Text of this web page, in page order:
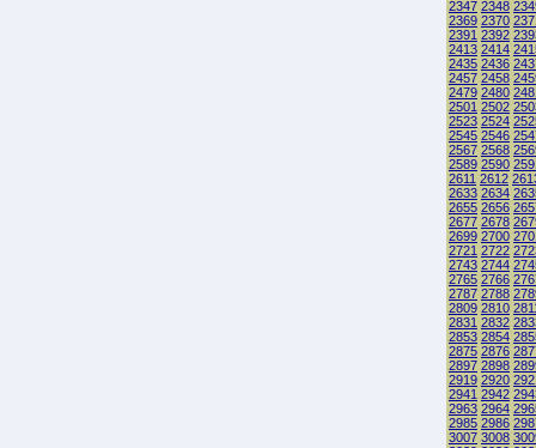
2347 2348
2369 2370
2391 2392
2413 2414
2435 2436
2457 2458
2479 2480
2501 2502
2523 2524
2545 2546
2567 2568
2589 2590
2611 2612
2633 2634
2655 2656
2677 2678
2699 2700
2721 2722
2743 2744
2765 2766
2787 2788
2809 2810
2831 2832
2853 2854
2875 2876
2897 2898
2919 2920
2941 2942
2963 2964
2985 2986
3007 3008